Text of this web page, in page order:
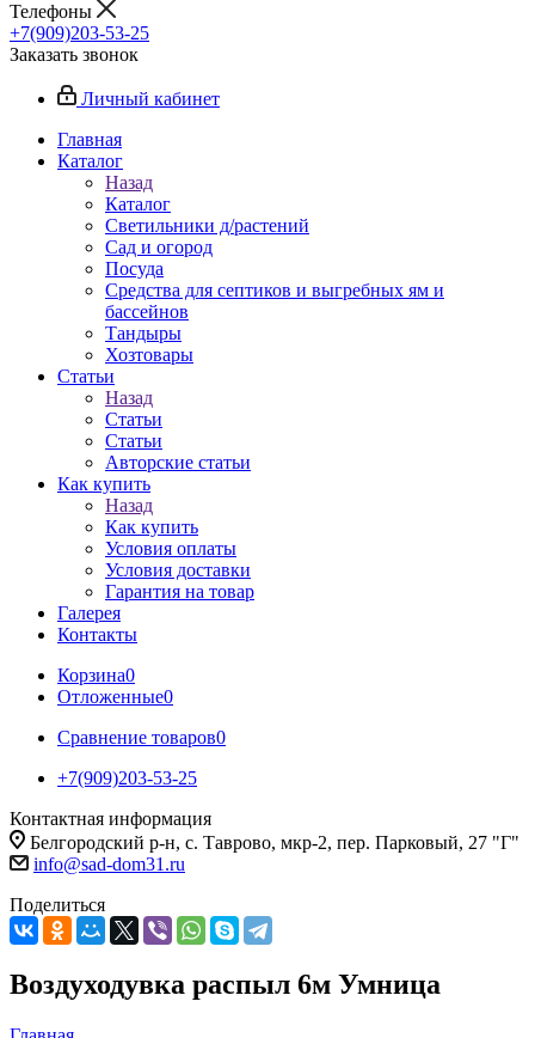
Телефоны
+7(909)203-53-25
Заказать звонок
Личный кабинет
Главная
Каталог
Назад
Каталог
Светильники д/растений
Сад и огород
Посуда
Средства для септиков и выгребных ям и
бассейнов
Тандыры
Хозтовары
Статьи
Назад
Статьи
Статьи
Авторские статьи
Как купить
Назад
Как купить
Условия оплаты
Условия доставки
Гарантия на товар
Галерея
Контакты
Корзина0
Отложенные0
Сравнение товаров0
+7(909)203-53-25
Контактная информация
Белгородский р-н, с. Таврово, мкр-2, пер. Парковый, 27 "Г"
info@sad-dom31.ru
Поделиться
Воздуходувка распыл 6м Умница